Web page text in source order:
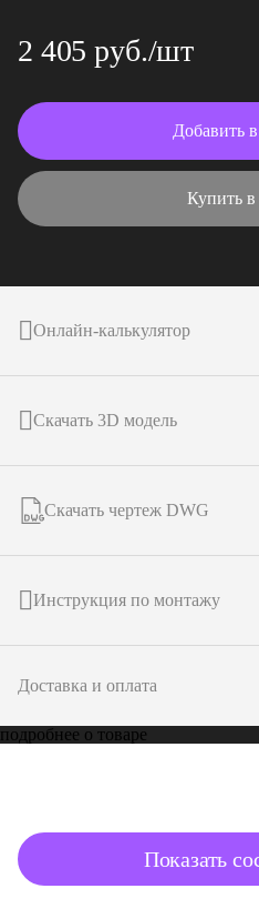
2 405 руб./шт
Добавить
Купить в
Онлайн-калькулятор
Скачать 3D модель
Скачать чертеж DWG
Инструкция по монтажу
Доставка и оплата
подробнее о товаре
Показать